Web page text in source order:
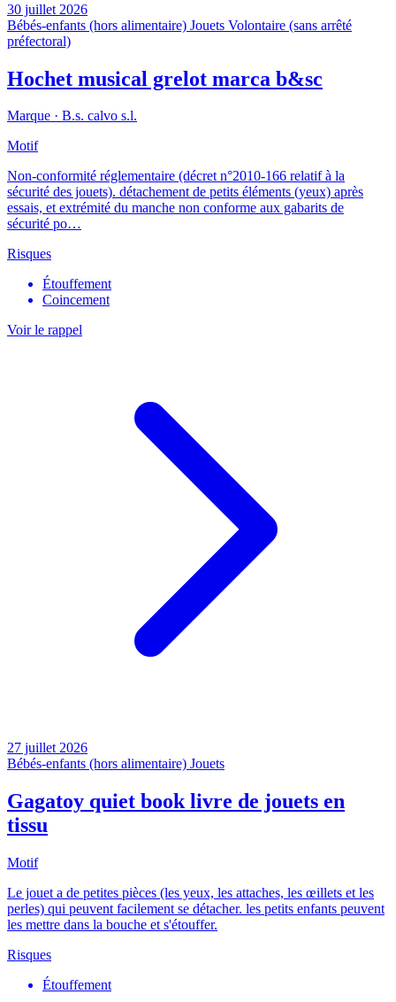
30 juillet 2026
Bébés-enfants (hors alimentaire) Jouets Volontaire (sans arrêté
préfectoral)
Hochet musical grelot marca b&sc
Marque · B.s. calvo s.l.
Motif
Non-conformité réglementaire (décret n°2010-166 relatif à la
sécurité des jouets). détachement de petits éléments (yeux) après
essais, et extrémité du manche non conforme aux gabarits de
sécurité po…
Risques
Étouffement
Coincement
Voir le rappel
27 juillet 2026
Bébés-enfants (hors alimentaire) Jouets
Gagatoy quiet book livre de jouets en
tissu
Motif
Le jouet a de petites pièces (les yeux, les attaches, les œillets et les
perles) qui peuvent facilement se détacher. les petits enfants peuvent
les mettre dans la bouche et s'étouffer.
Risques
Étouffement